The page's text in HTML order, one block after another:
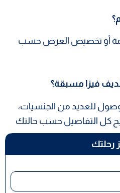
رحلتك
أو تخصيص العرض حسب
للعديد من الجنسيات،
كل التفاصيل حسب حالتك